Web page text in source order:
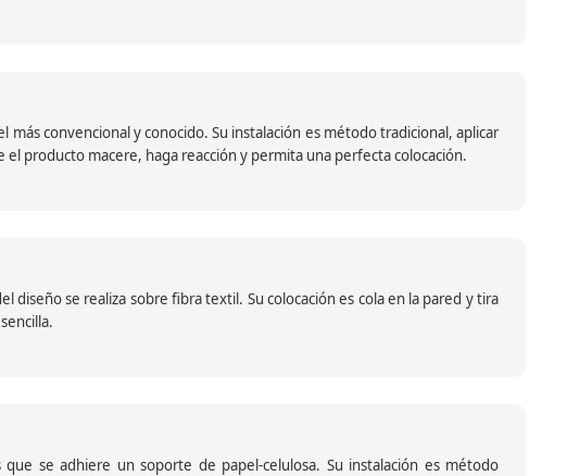
convencional y conocido. Su instalación es método tradicional, aplicar
producto macere, haga reacción y permita una perfecta colocación.
se realiza sobre fibra textil. Su colocación es cola en la pared y tira
se adhiere un soporte de papel-celulosa. Su instalación es método